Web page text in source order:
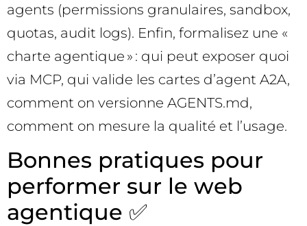
agents (permissions granulaires, sandbox,
quotas, audit logs). Enfin, formalisez une «
charte agentique » : qui peut exposer quoi
via MCP, qui valide les cartes d’agent A2A,
comment on versionne AGENTS.md,
comment on mesure la qualité et l’usage.
Bonnes pratiques pour
performer sur le web
agentique ✅